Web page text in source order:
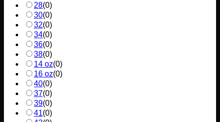
28(0)
30(0)
32(0)
34(0)
36(0)
38(0)
14 oz(0)
16 oz(0)
40(0)
37(0)
39(0)
41(0)